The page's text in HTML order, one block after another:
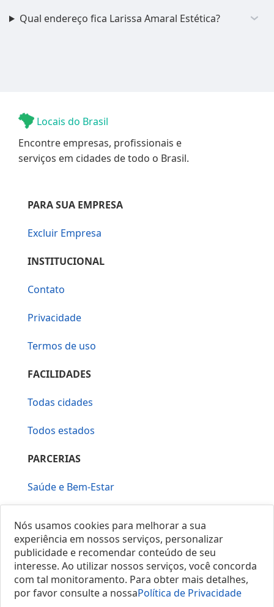
Qual endereço fica Larissa Amaral Estética?
Locais do Brasil
Encontre empresas, profissionais e
serviços em cidades de todo o Brasil.
PARA SUA EMPRESA
Excluir Empresa
INSTITUCIONAL
Contato
Privacidade
Termos de uso
FACILIDADES
Todas cidades
Todos estados
PARCERIAS
Saúde e Bem-Estar
Nós usamos cookies para melhorar a sua
experiência em nossos serviços, personalizar
publicidade e recomendar conteúdo de seu
interesse. Ao utilizar nossos serviços, você concorda
com tal monitoramento. Para obter mais detalhes,
por favor consulte a nossaPolítica de Privacidade